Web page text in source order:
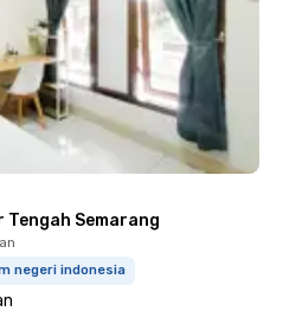
Tengah Semarang
negeri indonesia